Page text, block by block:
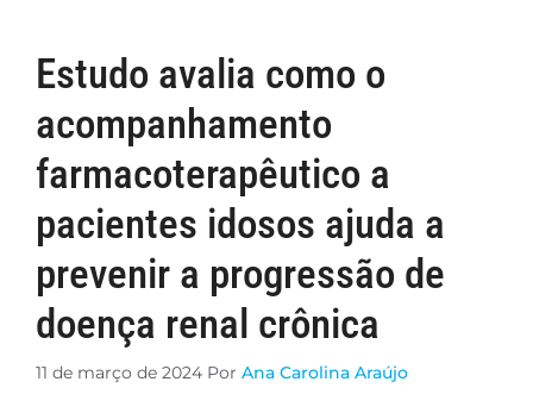
Estudo avalia como o
acompanhamento
farmacoterapêutico a
pacientes idosos ajuda a
prevenir a progressão de
doença renal crônica
11 de março de 2024 Por Ana Carolina Araújo